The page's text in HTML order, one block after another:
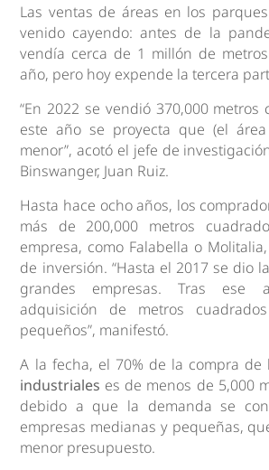
Las ventas de áreas en los
venido cayendo: antes de la
vendía cerca de 1 millón de
año, pero hoy expende la tercera
“En 2022 se vendió 370,000 metros
este año se proyecta que (el
menor”, acotó el jefe de
Binswanger, Juan Ruiz.
Hasta hace ocho años, los
más de 200,000 metros
empresa, como Falabella o
de inversión. “Hasta el 2017 se dio
grandes empresas. Tras ese
adquisición de metros
pequeños”, manifestó.
A la fecha, el 70% de la compra de
industriales es de menos de 5,000
debido a que la demanda se
empresas medianas y pequeñas,
menor presupuesto.